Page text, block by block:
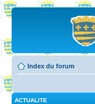
Index du forum
ACTUALITE